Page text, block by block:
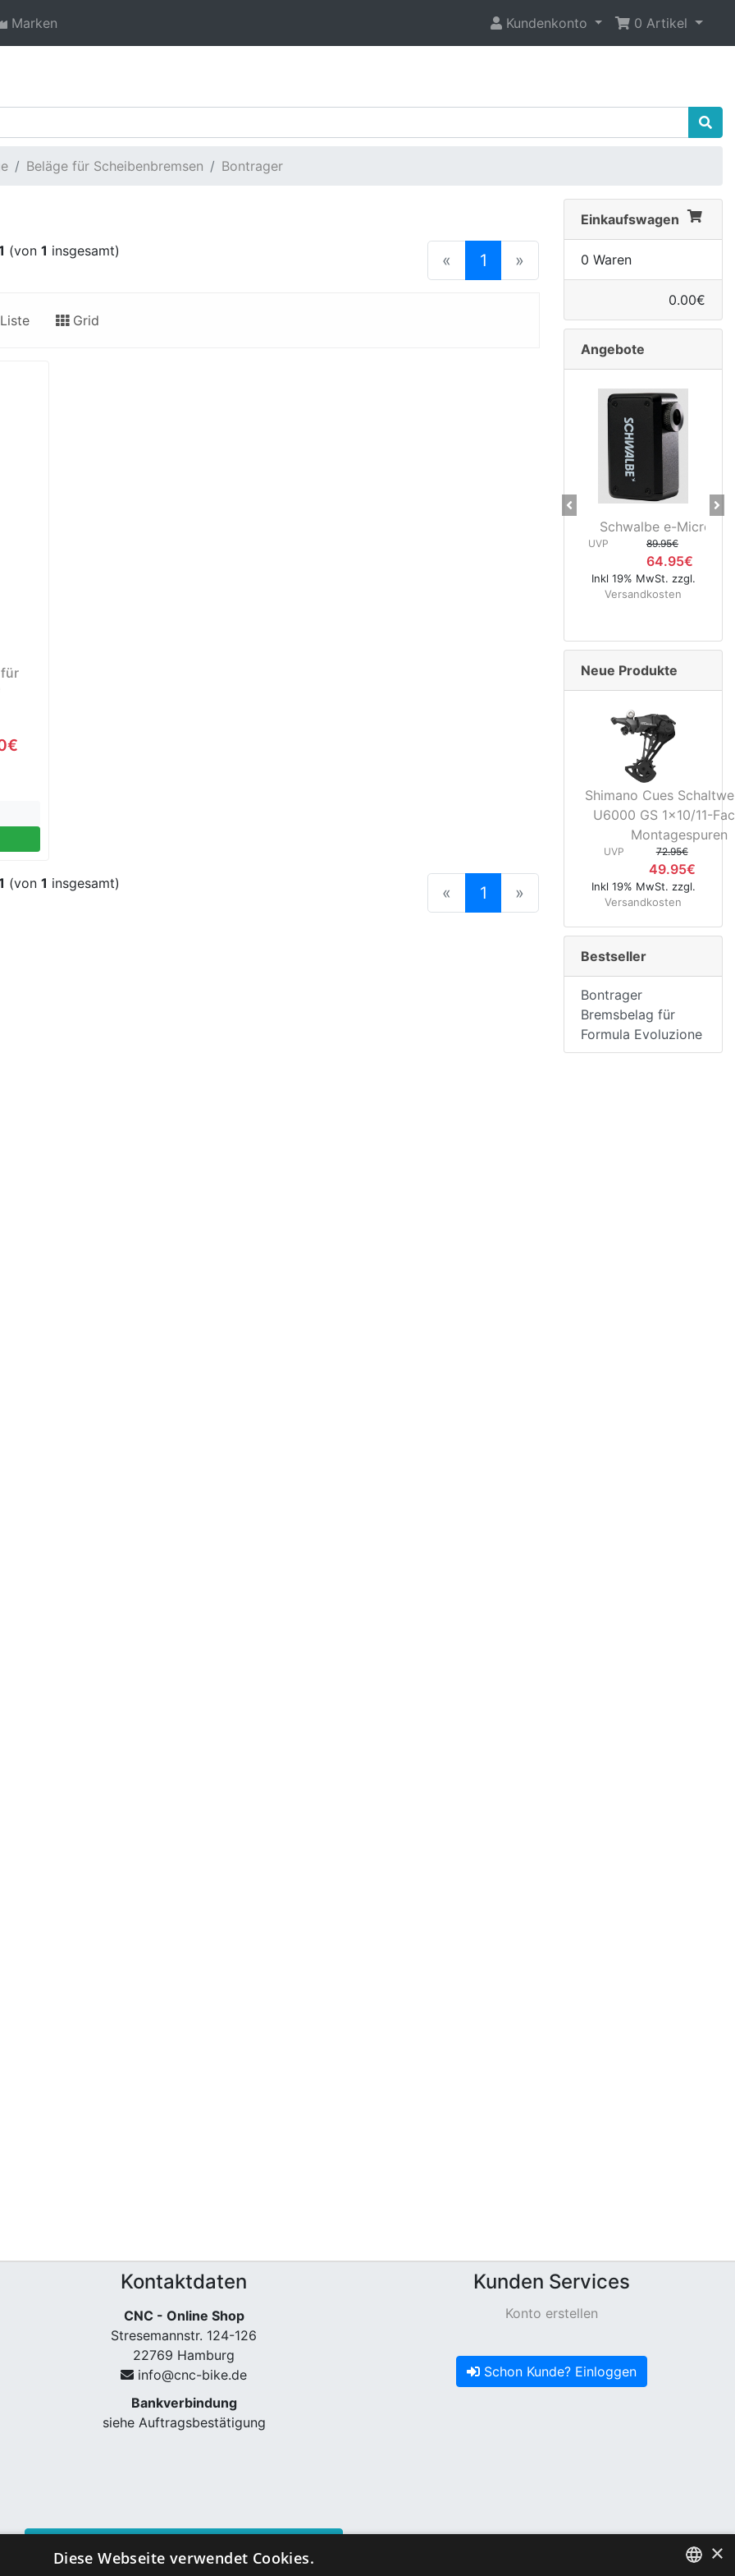
Marken Kundenkonto 0 Artikel
Beläge für Scheibenbremsen Bontrager
(von 1 insgesamt) « 1 (current)
»
Grid
(von 1 insgesamt) « 1 (current)
»
Einkaufswagen
0 Waren
0.00€
Angebote
Schwalbe e-Micro
89.95€
64.95€
Inkl 19% MwSt. zzgl.
Versandkosten
Previous
Neue Produkte
Shimano Cues
U6000 GS 1x10/11-
Montagespuren
UVP 72.95€
49.95€
Inkl 19% MwSt. zzgl.
Versandkosten
Bestseller
Bontrager
Bremsbelag für
Formula Evoluzione
Kontaktdaten
CNC - Online Shop
Stresemannstr. 124-126
22769 Hamburg
info@cnc-bike.de
Bankverbindung
siehe Auftragsbestätigung
Kunden Services
Konto erstellen
Schon Kunde? Einloggen
×
Diese Webseite verwendet Cookies.